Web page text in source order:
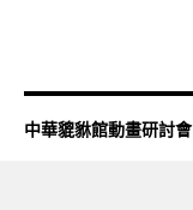
中華貔貅館動畫研討會